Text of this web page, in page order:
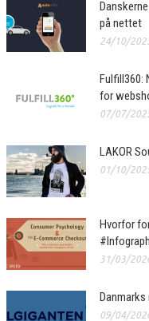
på nettet
24/10/
Fulfill360:
for
07/07/
LAKOR
01/10/
Hvorfor
31/03/
09/04/